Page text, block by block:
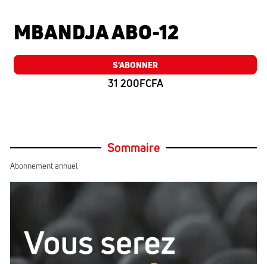
MBANDJA ABO-12
S'ABONNER
31 200FCFA
Sommaire
Abonnement annuel